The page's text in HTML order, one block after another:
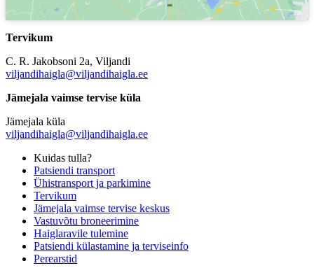
Tervikum
C. R. Jakobsoni 2a, Viljandi
viljandihaigla@viljandihaigla.ee
Jämejala vaimse tervise küla
Jämejala küla
viljandihaigla@viljandihaigla.ee
Kuidas tulla?
Patsiendi transport
Ühistransport ja parkimine
Tervikum
Jämejala vaimse tervise keskus
Vastuvõtu broneerimine
Haiglaravile tulemine
Patsiendi külastamine ja terviseinfo
Perearstid